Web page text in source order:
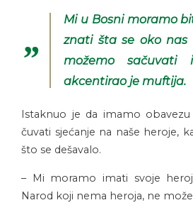
Mi u Bosni moramo
znati šta se oko nas
možemo sačuvati
akcentirao je muftija.
Istaknuo je da imamo
čuvati sjećanje na naše heroje,
što se dešavalo.
– Mi moramo imati svoje
Narod koji nema heroja, ne